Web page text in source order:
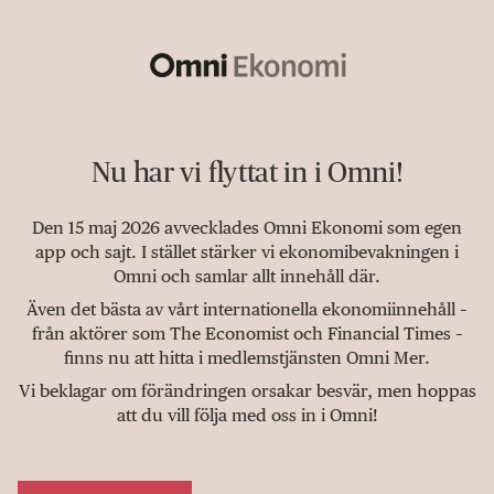
Nu har vi flyttat in i Omni!
Den 15 maj 2026 avvecklades Omni Ekonomi som egen
app och sajt. I stället stärker vi ekonomibevakningen i
Omni och samlar allt innehåll där.
Även det bästa av vårt internationella ekonomiinnehåll –
från aktörer som The Economist och Financial Times –
finns nu att hitta i medlemstjänsten Omni Mer.
Vi beklagar om förändringen orsakar besvär, men hoppas
att du vill följa med oss in i Omni!